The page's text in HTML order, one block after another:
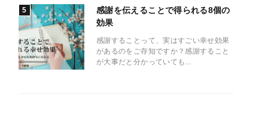
感謝を伝えることで得られる8個の
効果
感謝することって、実はすごい幸せ効果
があるのをご存知ですか？感謝すること
が大事だと分かっていても...